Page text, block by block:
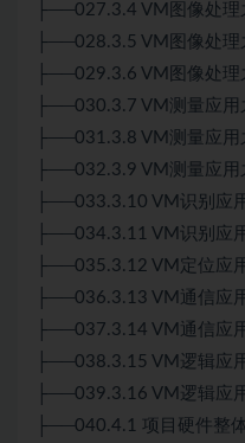
├──027.3.4 VM图像处理
├──028.3.5 VM图像处理
├──029.3.6 VM图像处理
├──030.3.7 VM测量应用
├──031.3.8 VM测量应用
├──032.3.9 VM测量应用
├──033.3.10 VM识别应
├──034.3.11 VM识别应
├──035.3.12 VM定位应
├──036.3.13 VM通信应
├──037.3.14 VM通信应
├──038.3.15 VM逻辑应
├──039.3.16 VM逻辑应
├──040.4.1 项目硬件整